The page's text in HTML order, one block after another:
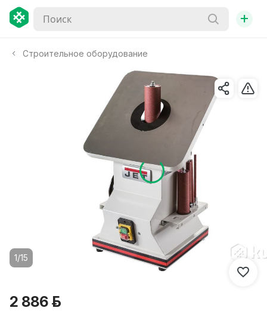
+
Строительное оборудование
1/15
2 886 р.